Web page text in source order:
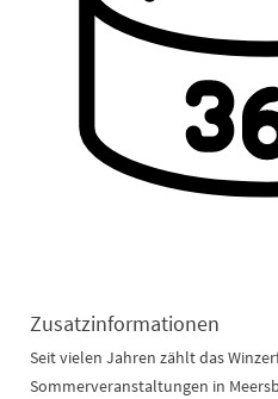
Zusatzinformationen
Seit vielen Jahren zählt das
Sommerveranstaltungen in